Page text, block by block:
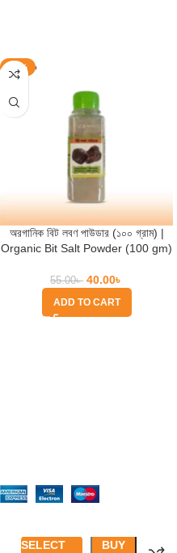
-27%
অরগানিক বিট লবণ পাউডার (১০০ গ্রাম) |
Organic Bit Salt Powder (100 gm)
55.00৳ 40.00৳
ADD TO CART
SELECT BUY